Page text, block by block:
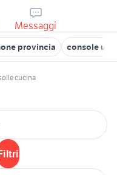
Messaggi
provincia console
cucina